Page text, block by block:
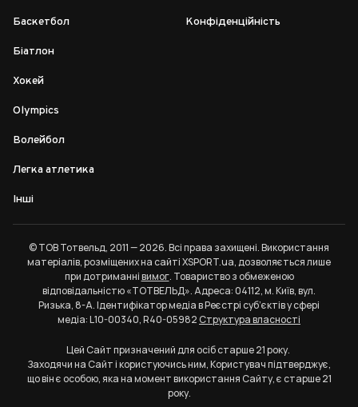
Баскетбол
Біатлон
Хокей
Olympics
Волейбол
Легка атлетика
Інші
Конфіденційність
© ТОВ Тотвельд, 2011 — 2026. Всі права захищені. Використання
матеріалів, розміщених на сайті XSPORT.ua, дозволяється лише
при дотриманнівимог. Товариство з обмеженою
відповідальністю «ТОТВЕЛЬД». Адреса: 04112, м. Київ, вул.
Ризька, 8-А. Ідентифікатор медіа в Реєстрі суб’єктів у сфері
медіа: L10-00340, R40-05982Структура власності
Цей Сайт призначений для осіб старше 21 року.
Заходячи на Сайт і користуючись ним, Користувач підтверджує,
що він є особою, яка на момент використання Сайту, є старше 21
року.